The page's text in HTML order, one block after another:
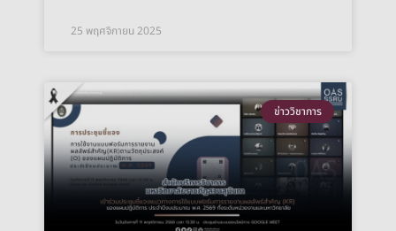
25 พฤศจิกายน 2025
ข่าววิชาการ